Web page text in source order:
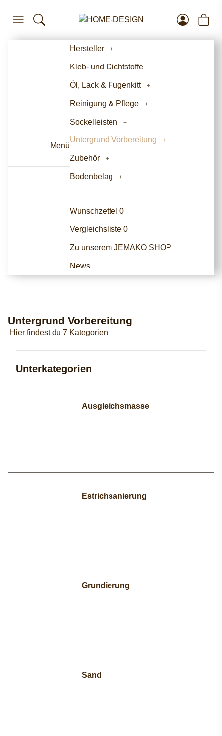
Menü
Hersteller
Kleb- und Dichtstoffe
Öl, Lack & Fugenkitt
Reinigung & Pflege
Sockelleisten
Untergrund Vorbereitung
Zubehör
Bodenbelag
Wunschzettel 0
Vergleichsliste 0
Zu unserem JEMAKO SHOP
News
Untergrund Vorbereitung
Hier findest du 7 Kategorien
Unterkategorien
Ausgleichsmasse
Estrichsanierung
Grundierung
Sand